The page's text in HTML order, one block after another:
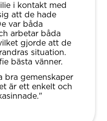
i kontakt med
att de hade
var båda
arbetar båda
gjorde att de
situation.
bästa vänner.
bra gemenskaper
är ett enkelt och